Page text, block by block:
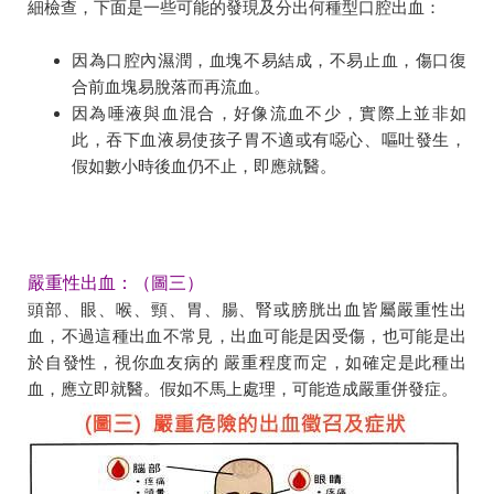
細檢查，下面是一些可能的發現及分出何種型口腔出血：
因為口腔內濕潤，血塊不易結成，不易止血，傷口復
合前血塊易脫落而再流血。
因為唾液與血混合，好像流血不少，實際上並非如
此，吞下血液易使孩子胃不適或有噁心、嘔吐發生，
假如數小時後血仍不止，即應就醫。
嚴重性出血：（圖三）
頭部、眼、喉、頸、胃、腸、腎或膀胱出血皆屬嚴重性出
血，不過這種出血不常見，出血可能是因受傷，也可能是出
於自發性，視你血友病的 嚴重程度而定，如確定是此種出
血，應立即就醫。假如不馬上處理，可能造成嚴重併發症。